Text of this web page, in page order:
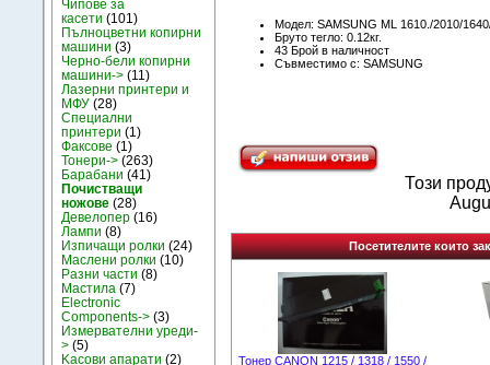
Чипове за
касети (101)
Пълноцветни копирни
машини (3)
Черно-бели копирни
машини-> (11)
Лазерни принтери и
МФУ (28)
Специални
принтери (1)
Факсове (1)
Тонери-> (263)
Барабани (41)
Почистващи
ножове (28)
Девелопер (16)
Лампи (8)
Изпичащи ролки (24)
Маслени ролки (10)
Разни части (8)
Мастила (7)
Electronic
Components-> (3)
Измервателни уреди-
> (5)
Kасови апарати (2)
Модел: SAMSUNG ML 1610./2010/
Бруто тегло: 0.12кг.
43 Брой в наличност
Съвместимо с: SAMSUNG
Този
Посетителите които
Тонер CANON 1215 / 1318 / 1550 /